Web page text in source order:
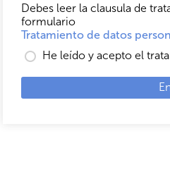
Debes leer la clausula de
formulario
Tratamiento de datos
He leído y acepto el